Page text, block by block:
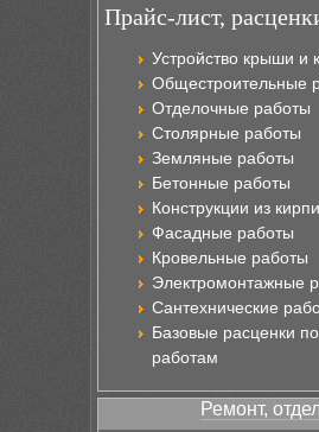
Прайс-лист,
Устройство крыши и
Общестроительные
Отделочные работы
Столярные работы
Земляные работы
Бетонные работы
Конструкции из
Фасадные работы
Кровельные работы
Электромонтажные
Сантехнические
Базовые расценки
работам
Ремонт,